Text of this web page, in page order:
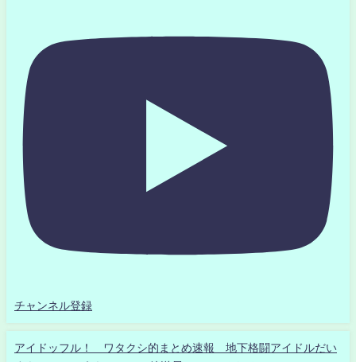
チャンネル登録
アイドッフル！ ワタクシ的まとめ速報 地下格闘アイドルだい